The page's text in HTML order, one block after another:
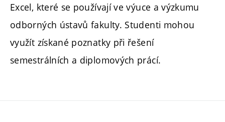
Excel, které se používají ve výuce a výzkumu
odborných ústavů fakulty. Studenti mohou
využít získané poznatky při řešení
semestrálních a diplomových prácí.